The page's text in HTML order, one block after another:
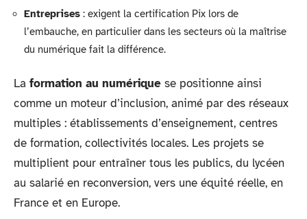
Entreprises : exigent la certification Pix lors de
l’embauche, en particulier dans les secteurs où la maîtrise
du numérique fait la différence.
La formation au numérique se positionne ainsi
comme un moteur d’inclusion, animé par des réseaux
multiples : établissements d’enseignement, centres
de formation, collectivités locales. Les projets se
multiplient pour entraîner tous les publics, du lycéen
au salarié en reconversion, vers une équité réelle, en
France et en Europe.